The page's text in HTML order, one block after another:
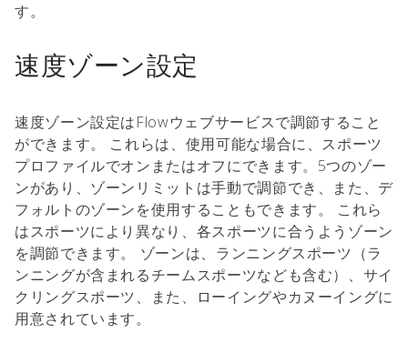
す。
速度ゾーン設定
速度ゾーン設定はFlowウェブサービスで調節すること
ができます。 これらは、使用可能な場合に、スポーツ
プロファイルでオンまたはオフにできます。5つのゾー
ンがあり、ゾーンリミットは手動で調節でき、また、デ
フォルトのゾーンを使用することもできます。 これら
はスポーツにより異なり、各スポーツに合うようゾーン
を調節できます。 ゾーンは、ランニングスポーツ（ラ
ンニングが含まれるチームスポーツなども含む）、サイ
クリングスポーツ、また、ローイングやカヌーイングに
用意されています。